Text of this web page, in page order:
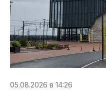
05.08.2026 в 14:26